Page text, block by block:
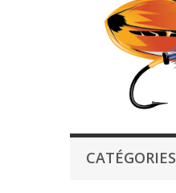
CATÉGORIES